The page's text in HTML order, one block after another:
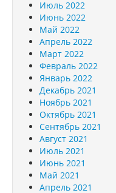
Июль 2022
Июнь 2022
Май 2022
Апрель 2022
Март 2022
Февраль 2022
Январь 2022
Декабрь 2021
Ноябрь 2021
Октябрь 2021
Сентябрь 2021
Август 2021
Июль 2021
Июнь 2021
Май 2021
Апрель 2021